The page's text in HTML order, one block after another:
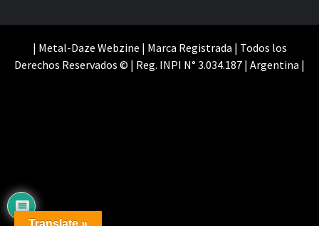
| Metal-Daze Webzine | Marca Registrada | Todos los
Derechos Reservados © | Reg. INPI N° 3.034.187 | Argentina |
Translate »